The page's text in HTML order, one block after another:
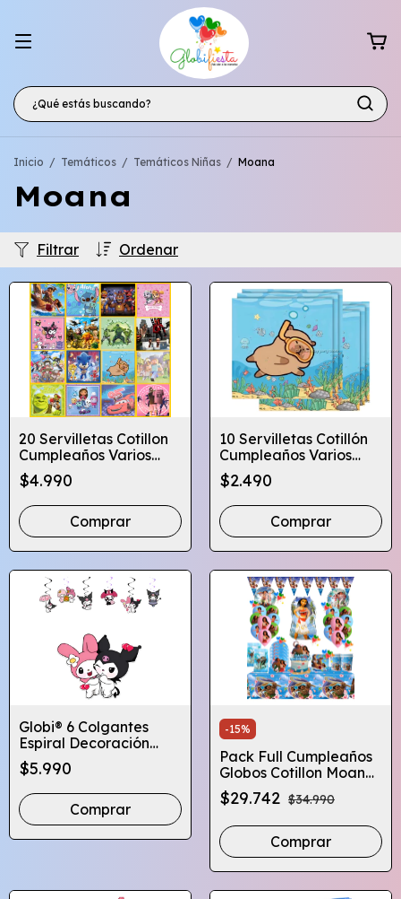
Inicio / Temáticos / Temáticos Niñas / Moana
Moana
Ordenar
Filtrar
20 Servilletas Cotillon
Cumpleaños Varios
Diseños Infantiles
$4.990
Comprar
10 Servilletas Cotillón
Cumpleaños Varios
Diseños Infantiles
$2.490
Comprar
Globi® 6 Colgantes
Espiral Decoración
Cumpleaños Diseños
$5.990
Comprar
-15%
Pack Full Cumpleaños
Globos Cotillon Moana
X10 Globifiesta
$29.742 $34.990
Comprar